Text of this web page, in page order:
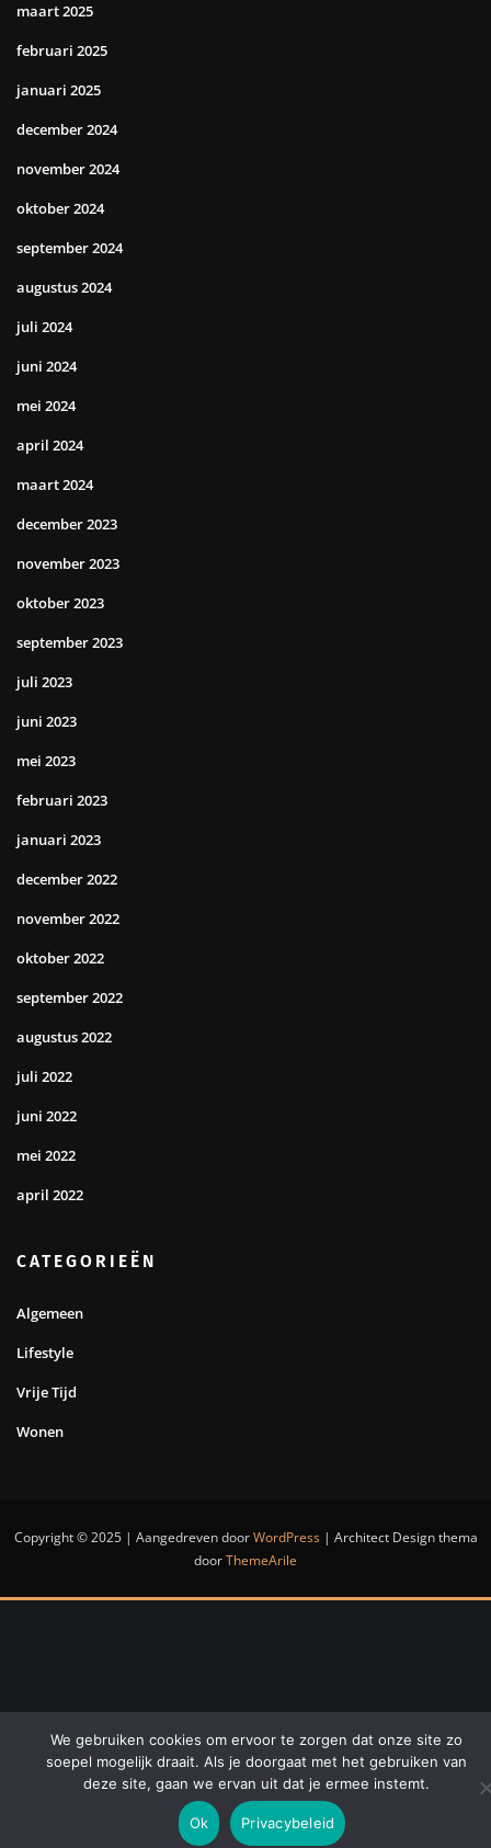
maart 2025
februari 2025
januari 2025
december 2024
november 2024
oktober 2024
september 2024
augustus 2024
juli 2024
juni 2024
mei 2024
april 2024
maart 2024
december 2023
november 2023
oktober 2023
september 2023
juli 2023
juni 2023
mei 2023
februari 2023
januari 2023
december 2022
november 2022
oktober 2022
september 2022
augustus 2022
juli 2022
juni 2022
mei 2022
april 2022
CATEGORIEËN
Algemeen
Lifestyle
Vrije Tijd
Wonen
Copyright © 2025 | Aangedreven doorWordPress | Architect Design thema
doorThemeArile
We gebruiken cookies om ervoor te zorgen dat onze site zo
soepel mogelijk draait. Als je doorgaat met het gebruiken van
deze site, gaan we ervan uit dat je ermee instemt.
Ok Privacybeleid